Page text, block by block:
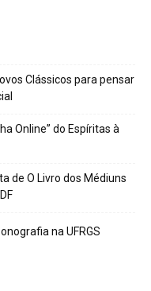
Clássicos para pensar
Online” do Espíritas à
de O Livro dos Médiuns
na UFRGS